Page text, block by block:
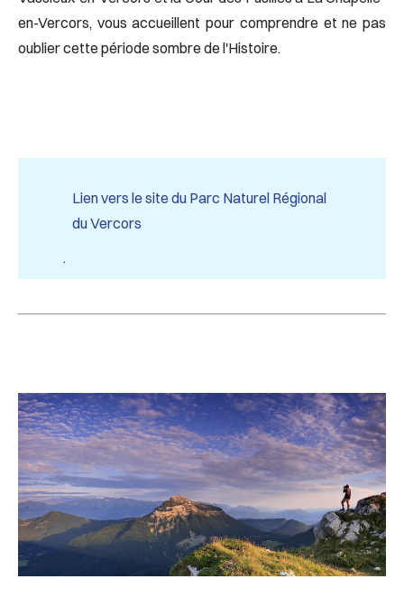
en-Vercors, vous accueillent pour comprendre et ne pas
oublier cette période sombre de l'Histoire.
Lien vers le site du Parc Naturel Régional
du Vercors
.